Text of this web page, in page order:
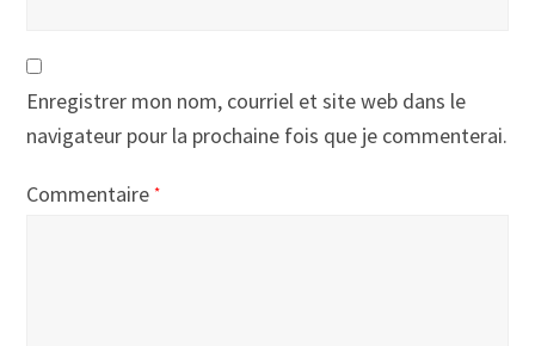
Enregistrer mon nom, courriel et site web dans le
navigateur pour la prochaine fois que je commenterai.
Commentaire*